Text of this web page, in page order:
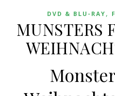
DVD & BLU-RAY,
MUNSTERS